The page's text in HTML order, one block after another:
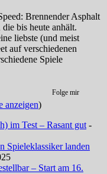
Brennender Asphalt
bis heute anhält.
liebste (und meist
auf verschiedenen
Spiele
Folge mir
anzeigen)
im Test – Rasant gut -
Spieleklassiker landen
– Start am 16.